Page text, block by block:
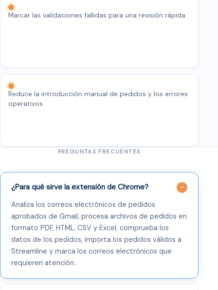
Marcar las validaciones fallidas para una revisión rápida
Reduce la introducción manual de pedidos y los errores
operativos
PREGUNTAS FRECUENTES
¿Para qué sirve la extensión de Chrome?
Analiza los correos electrónicos de pedidos
aprobados de Gmail, procesa archivos de pedidos en
formato PDF, HTML, CSV y Excel, comprueba los
datos de los pedidos, importa los pedidos válidos a
Streamline y marca los correos electrónicos que
requieren atención.